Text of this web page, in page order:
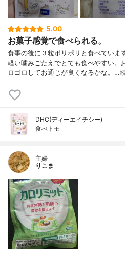
5.00
お菓子感覚で食べられる。
食事の後に３粒ポリポリと食べていま
軽い噛みごたえでとても食べやすい。
ロゴロしてお通じが良くなるかな。…
DHC(ディーエイチシー)
食べトモ
主婦
りこま